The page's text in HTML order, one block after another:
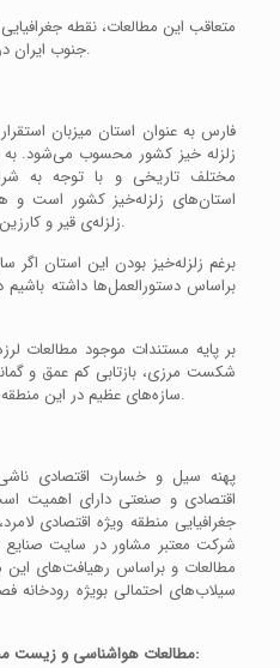
متعاقب این مطالعات، نقطه
جنوب ایران در شهرستان لامرد تعیین شده است.
فارس به عنوان استان میزبان
زلزله خیز کشور محسوب می‌شود. به
مختلف تاریخی و با توجه به
استان‌های زلزله‌خیز کشور است و
زلزله‌ی قیر و کارزین، لارستان از یادها پاک نشده است.
برغم زلزله‌خیز بودن این استان اگر
براساس دستورالعمل‌ها داشته باشیم
بر پایه مستندات موجود مطالعات
شکست مرزی، بازتابی کم عمق و
سازه‌های عظیم در این منطقه در برابر زلزله به تایید رسیده است.
پهنه سیل و خسارت اقتصادی
اقتصادی و صنعتی دارای اهمیت
جغرافیایی منطقه ویژه اقتصادی
شرکت معتبر مشاور در سایت صنایع
مطالعات و براساس رهیافت‌های این
سیلاب‌های احتمالی بویژه رودخانه
مطالعات هواشناسی و زیست محیطی و شناسایی معادن پیرامونی: